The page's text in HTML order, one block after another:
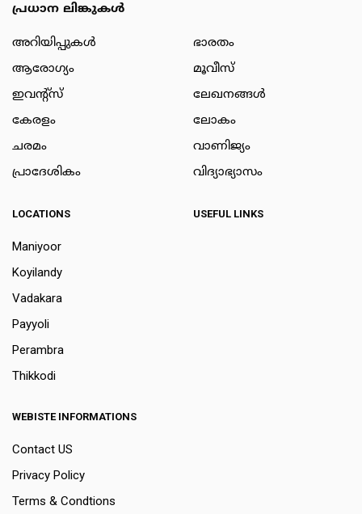
പ്രധാന ലിങ്കുകൾ
അറിയിപ്പുകള്‍
ആരോഗ്യം
ഇവന്റ്സ്
കേരളം
ചരമം
പ്രാദേശികം
ഭാരതം
മൂവീസ്
ലേഖനങ്ങള്‍
ലോകം
വാണിജ്യം
വിദ്യാഭ്യാസം
LOCATIONS
Maniyoor
Koyilandy
Vadakara
Payyoli
Perambra
Thikkodi
USEFUL LINKS
WEBISTE INFORMATIONS
Contact US
Privacy Policy
Terms & Condtions